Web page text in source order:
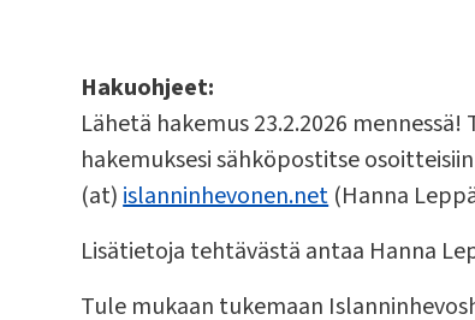
Hakuohjeet:
Lähetä hakemus 23.2.2026
hakemuksesi sähköpostitse
(at)islanninhevonen.net(Hanna
Lisätietoja tehtävästä antaa Hanna
Tule mukaan tukemaan